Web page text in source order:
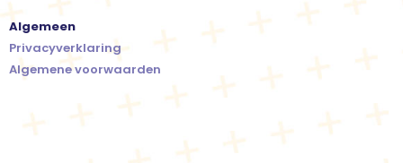
Algemeen
Privacyverklaring
Algemene voorwaarden